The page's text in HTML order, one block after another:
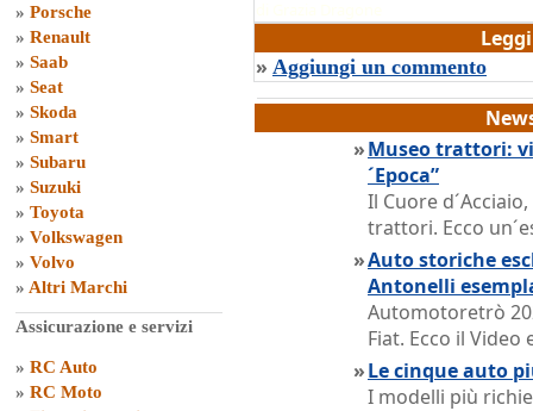
» Porsche
» Renault
» Saab
» Seat
» Skoda
» Smart
» Subaru
» Suzuki
» Toyota
» Volkswagen
» Volvo
» Altri Marchi
Assicurazione e servizi
» RC Auto
» RC Moto
» Aggiungi un commento
»Museo trattori:
´Epoca”
Il Cuore
trattori. Ecco
»Auto storiche
Antonelli
Automotoretrò
Fiat. Ecco il
»Le cinque auto
I modelli più